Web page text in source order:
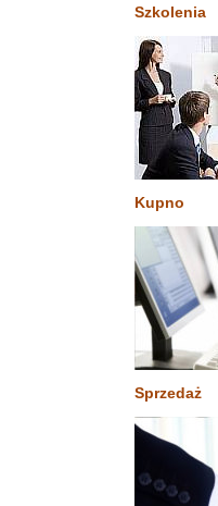
Szkolenia
Kupno
Sprzedaż